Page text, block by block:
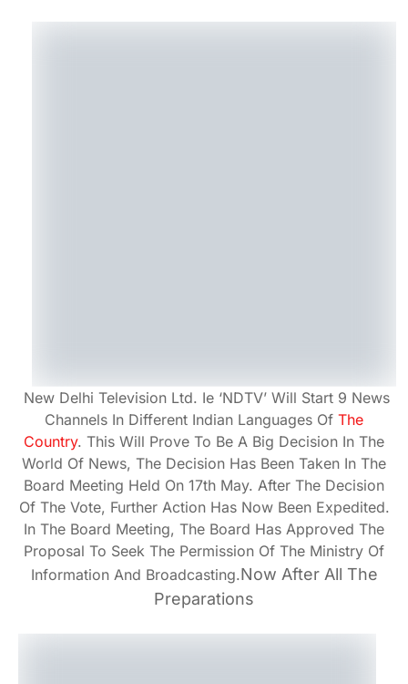
New Delhi Television Ltd. Ie ‘NDTV’ Will Start 9 News
Channels In Different Indian Languages Of The
Country. This Will Prove To Be A Big Decision In The
World Of News, The Decision Has Been Taken In The
Board Meeting Held On 17th May. After The Decision
Of The Vote, Further Action Has Now Been Expedited.
In The Board Meeting, The Board Has Approved The
Proposal To Seek The Permission Of The Ministry Of
Information And Broadcasting.Now After All The
Preparations